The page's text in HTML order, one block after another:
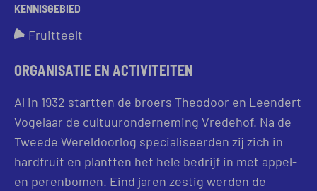
KENNISGEBIED
Fruitteelt
ORGANISATIE EN ACTIVITEITEN
Al in 1932 startten de broers Theodoor en Leendert
Vogelaar de cultuuronderneming Vredehof. Na de
Tweede Wereldoorlog specialiseerden zij zich in
hardfruit en plantten het hele bedrijf in met appel-
en perenbomen. Eind jaren zestig werden de